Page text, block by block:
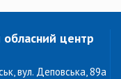
обласний центр
вул. Деповська, 89а